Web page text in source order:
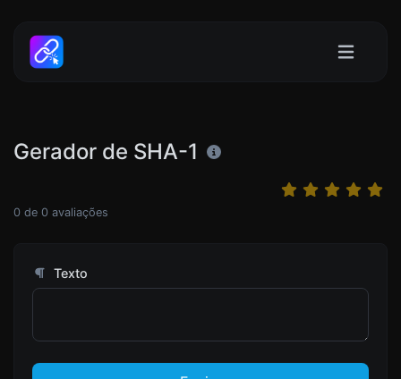
Gerador de SHA-1
0 de 0 avaliações
Texto